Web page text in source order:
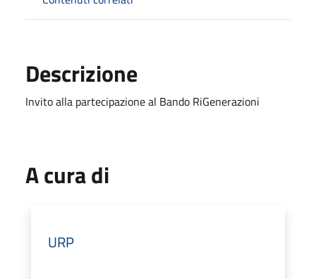
Descrizione
Invito alla partecipazione al Bando RiGenerazioni
A cura di
URP